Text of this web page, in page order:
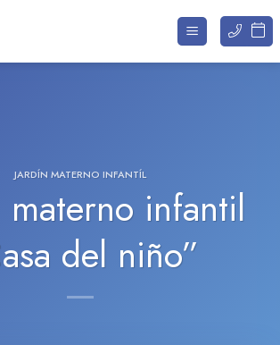
JARDÍN MATERNO INFANTÍL
materno infantil
del niño”